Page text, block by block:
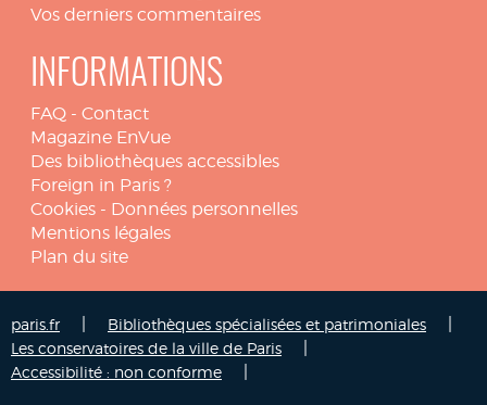
Vos derniers commentaires
INFORMATIONS
FAQ - Contact
Magazine EnVue
Des bibliothèques accessibles
Foreign in Paris ?
Cookies - Données personnelles
Mentions légales
Plan du site
paris.fr Bibliothèques spécialisées et patrimoniales
Les conservatoires de la ville de Paris
Accessibilité : non conforme